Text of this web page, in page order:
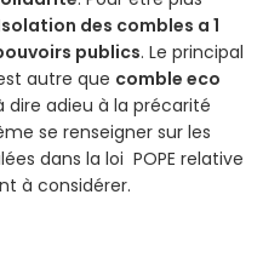
des combles a 1
publics. Le principal
autre que comble eco
dire adieu à la précarité
se renseigner sur les
dans la loi POPE relative
à considérer.